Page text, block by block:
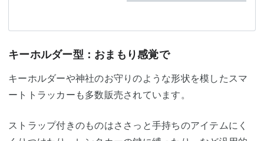
キーホルダー型：おまもり感覚で
キーホルダーや神社のお守りのような形状を模したスマ
ートトラッカーも多数販売されています。
ストラップ付きのものはささっと手持ちのアイテムにく